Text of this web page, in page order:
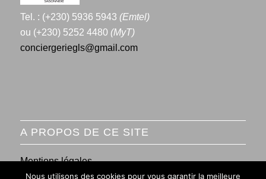
Tel. : (+230) 5936 5943 (Emtel)
ou (+230) 5252 4480 (MyT)
conciergeriegls@gmail.com
A PROPOS DE CE SITE
Mentions légales
Nous utilisons des cookies pour vous garantir la meilleure